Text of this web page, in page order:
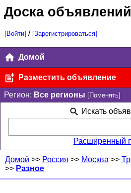
Доска
[Войти] / [Зарегистрироваться]
Домой
Разместить объявление
Регион: Все регионы [Поменять]
Искать
Расширенный
Домой >> Россия >> Москва >>
>> Разное